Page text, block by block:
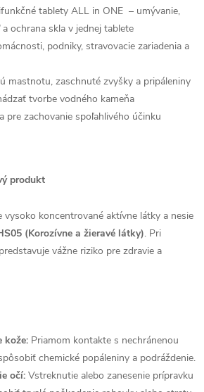
tablety ALL in ONE – umývanie,
ochrana skla v jednej tablete
podniky, stravovacie zariadenia a
mastnotu, zaschnuté zvyšky a pripáleniny
tvorbe vodného kameňa
pre zachovanie spoľahlivého účinku
produkt
vysoko koncentrované aktívne látky a nesie
(Korozívne a žieravé látky). Pri
vážne riziko pre zdravie a
kože: Priamom kontakte s nechránenou
chemické popáleniny a podráždenie.
očí: Vstreknutie alebo zanesenie prípravku